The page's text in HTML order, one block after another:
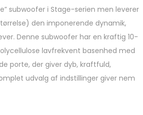
subwoofer i Stage-serien men leverer
den imponerende dynamik,
Denne subwoofer har en kraftig 10-
lavfrekvent basenhed med
porte, der giver dyb, kraftfuld,
udvalg af indstillinger giver nem